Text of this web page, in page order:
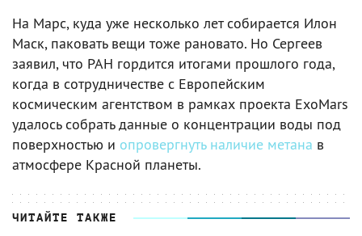
На Марс, куда уже несколько лет собирается Илон
Маск, паковать вещи тоже рановато. Но Сергеев
заявил, что РАН гордится итогами прошлого года,
когда в сотрудничестве с Европейским
космическим агентством в рамках проекта ExoMars
удалось собрать данные о концентрации воды под
поверхностью и опровергнуть наличие метана в
атмосфере Красной планеты.
ЧИТАЙТЕ ТАКЖЕ